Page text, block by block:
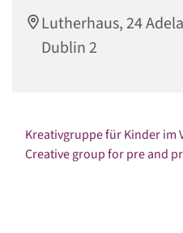
Lutherhaus, 24
Dublin 2
Kreativgruppe für Kinder im
Creative group for pre and